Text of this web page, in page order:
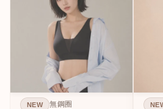
NEW 無鋼圈